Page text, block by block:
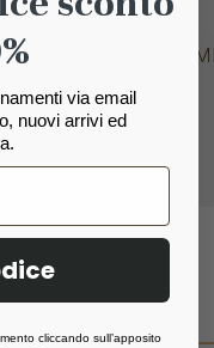
via email
nuovi arrivi ed
cliccando sull’apposito